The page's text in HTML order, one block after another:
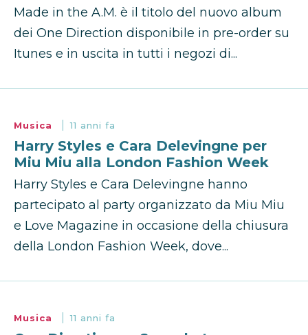
Made in the A.M. è il titolo del nuovo album
dei One Direction disponibile in pre-order su
Itunes e in uscita in tutti i negozi di...
Musica 11 anni fa
Harry Styles e Cara Delevingne per
Miu Miu alla London Fashion Week
Harry Styles e Cara Delevingne hanno
partecipato al party organizzato da Miu Miu
e Love Magazine in occasione della chiusura
della London Fashion Week, dove...
Musica 11 anni fa